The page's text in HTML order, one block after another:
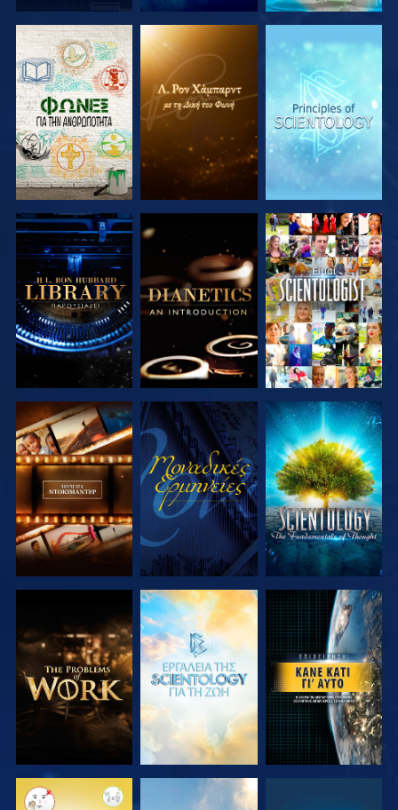
ΕΞΕΡΕΥΝΗΣΤΕ
ΤΗ ΣΕΙΡΑ
ΕΞΕΡΕΥΝΗΣΤΕ
ΤΗ ΣΕΙΡΑ
ΕΞΕΡΕΥΝΗΣΤΕ
ΤΗ ΣΕΙΡΑ
ΕΞΕΡΕΥΝΗΣΤΕ
ΤΗ ΣΕΙΡΑ
ΕΞΕΡΕΥΝΗΣΤΕ
ΤΗ ΣΕΙΡΑ
ΠΑΡΑΚΟΛΟΥΘΗΣΤΕ
ΕΞΕΡΕΥΝΗΣΤΕ
ΤΗ ΣΕΙΡΑ
ΠΑΡΑΚΟΛΟΥΘΗΣΤΕ
ΕΞΕΡΕΥΝΗΣΤΕ
ΤΗ ΣΕΙΡΑ
ΕΞΕΡΕΥΝΗΣΤΕ
ΤΗ ΣΕΙΡΑ
ΕΞΕΡΕΥΝΗΣΤΕ
ΤΗ ΣΕΙΡΑ
ΠΑΡΑΚΟΛΟΥΘΗΣΤΕ